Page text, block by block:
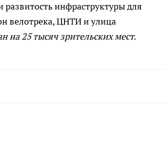
инфраструктуры для
велотрека, ЦНТИ и улица
на 25 тысяч зрительских мест.